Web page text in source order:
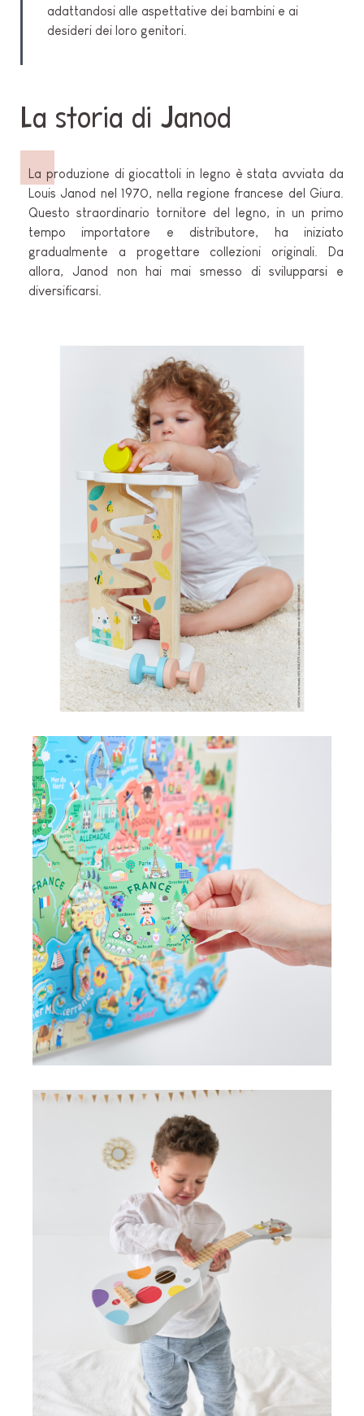
adattandosi alle aspettative dei bambini e ai
desideri dei loro genitori.
La storia di Janod
La produzione di giocattoli in legno è stata avviata da
Louis Janod nel 1970, nella regione francese del Giura.
Questo straordinario tornitore del legno, in un primo
tempo importatore e distributore, ha iniziato
gradualmente a progettare collezioni originali. Da
allora, Janod non hai mai smesso di svilupparsi e
diversificarsi.